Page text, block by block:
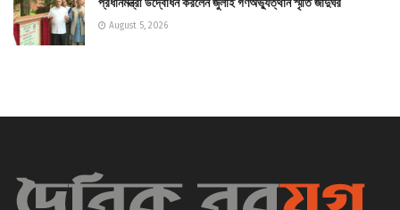
প্রধানমন্ত্রী উদ্বোধন করলেন জুলাই গণঅভ্যুত্থান স্মৃতি জাদুঘর
August 5, 2026